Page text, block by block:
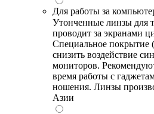
Для работы за
Утонченные линзы для
проводит за экранами
Специальное покрытие
снизить воздействие
мониторов.
время работы с
ношения. Линзы
Азии